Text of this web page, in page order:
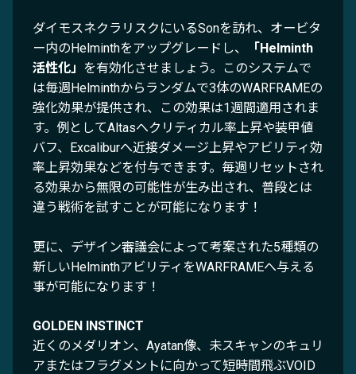
ダイモスネクラリスクにいるSonを訪れ、オービタ
ー内のHelminthをアップグレードし、
「Helminth
活性化」 を有効化させましょう。このシステムで
は毎週Helminthからランダムで3体のWARFRAMEの
強化効果が提供され、この効果は1週間適用されま
す。例としてAltasへクリティカル率上昇や装甲値
バフ、Excaliburへ近接ダメージ上昇やアビリティ効
率上昇効果などを付与できます。毎週リセットされ
る効果から無限の可能性が生み出され、普段とは
違う戦術を試すことが可能になります！
更に、デザイン審議会によって考案された5種類の
新しいHelminthアビリティをWARFRAMEへ与える
事が可能になります！
GOLDEN INSTINCT
近くのメダリオン、Ayatan像、未スキャンのキュリ
アまたはフラグメントに向かって短時間飛ぶVOID